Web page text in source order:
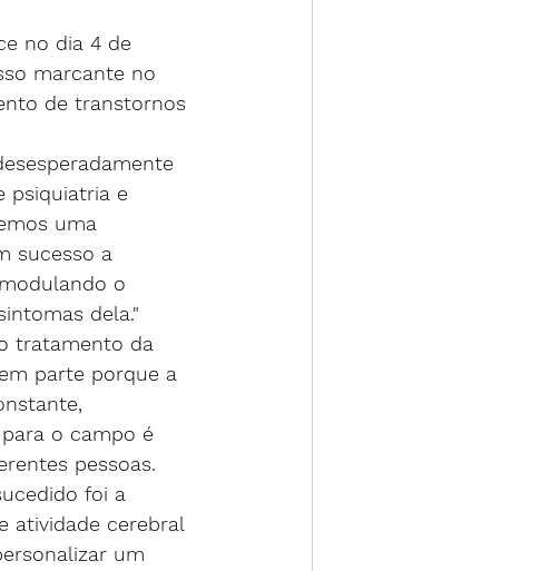
no dia 4 de
marcante no
de transtornos
psiquiatria e
uma
sucesso a
o
dela."
tratamento da
parte porque a
o campo é
pessoas.
foi a
atividade cerebral
um